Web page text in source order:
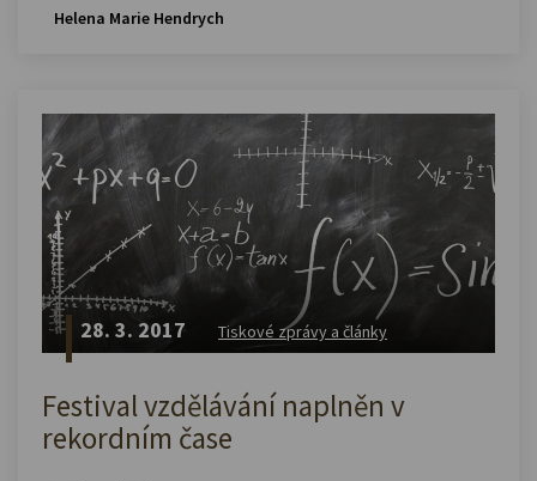
Helena Marie Hendrych
28. 3. 2017 Tiskové zprávy a články
Festival vzdělávání naplněn v
rekordním čase